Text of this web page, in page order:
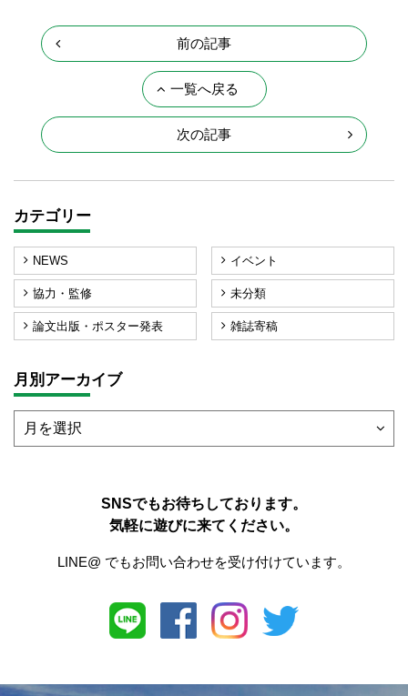
前の記事
一覧へ戻る
次の記事
カテゴリー
NEWS イベント
協力・監修 未分類
論文出版・ポスター発表 雑誌寄稿
月別アーカイブ
SNSでもお待ちしております。
気軽に遊びに来てください。
LINE@ でもお問い合わせを受け付けています。